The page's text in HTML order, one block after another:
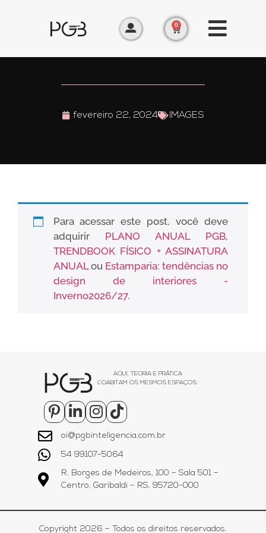
0
fevereiro 22, 2024 IMAGES
Para acessar este post, você deve
adquirir PLANO ANUAL PGB,
TRENDBOOK FÍSICO + ASSINATURA
ANUALou Estamparia: tendências no
design de interiores -
Inverno2026/27.
AQUI, TEORIA E PRÁTICA
COABITAM OS MESMOS ESPAÇOS.
oi@pgbinteligencia.com.br
54 99107-5064
R. Borges de Medeiros, 100 – Sala 501 –
Centro, Garibaldi – RS, 95720-000
Copyright 2026 – Todos os direitos reservados.